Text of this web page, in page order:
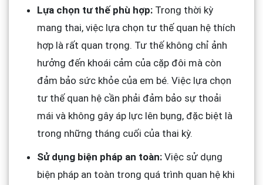
Lựa chọn tư thế phù hợp:Trong thời kỳ
mang thai, việc lựa chọn tư thế quan hệ thích
hợp là rất quan trọng. Tư thế không chỉ ảnh
hưởng đến khoái cảm của cặp đôi mà còn
đảm bảo sức khỏe của em bé. Việc lựa chọn
tư thế quan hệ cần phải đảm bảo sự thoải
mái và không gây áp lực lên bụng, đặc biệt là
trong những tháng cuối của thai kỳ.
Sử dụng biện pháp an toàn:Việc sử dụng
biện pháp an toàn trong quá trình quan hệ khi